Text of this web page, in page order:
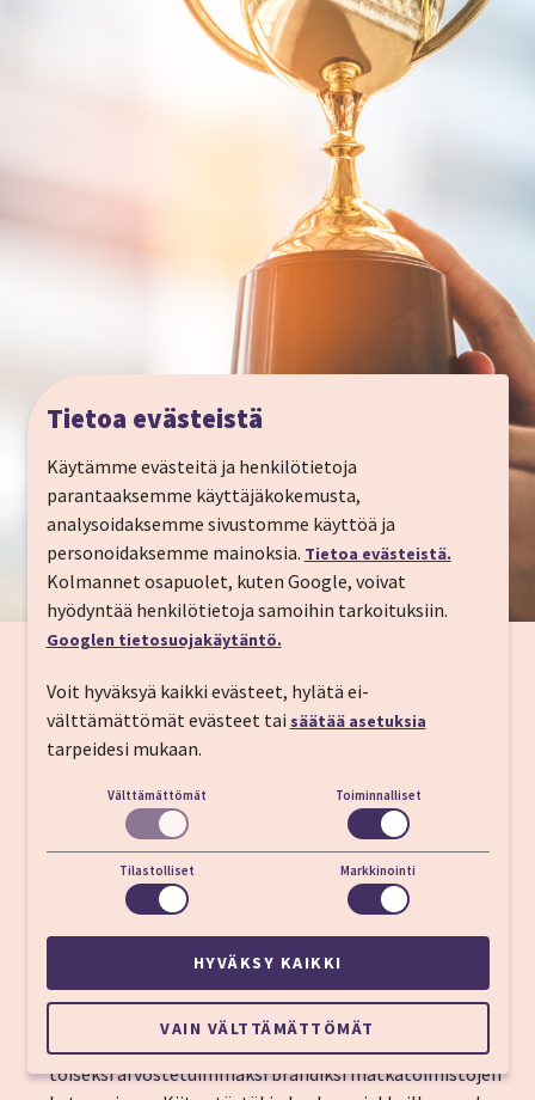
Todistetusti erinomainen
Matkamessuilla 2023 yhteistyökumppanimme
TravelLifePartner-tunnuksen
vastuullisuustoimistamme
Vuonna 2017 Grand One -kilpailussa saavutimme
kunniamaininnat kategorioissa: Paras kuluttajille
Vuonna 2016 Taloustutkimuksen ja M&M -lehden
toteuttamassa kuluttajatutkimuksessa suomalaiset
arvostivat Ikaalisten Matkatoimiston brändin Suomen
toiseksi arvostetuimmaksi brändiksi matkatoimistojen
Tietoa evästeistä
Käytämme evästeitä ja henkilötietoja
parantaaksemme käyttäjäkokemusta,
analysoidaksemme sivustomme käyttöä ja
personoidaksemme mainoksia. Tietoa evästeistä.
Kolmannet osapuolet, kuten Google, voivat
hyödyntää henkilötietoja samoihin tarkoituksiin.
Googlen tietosuojakäytäntö.
Voit hyväksyä kaikki evästeet, hylätä ei-
välttämättömät evästeet tai säätää asetuksia
tarpeidesi mukaan.
Välttämättömät Toiminnalliset
Tilastolliset Markkinointi
HYVÄKSY KAIKKI
VAIN VÄLTTÄMÄTTÖMÄT